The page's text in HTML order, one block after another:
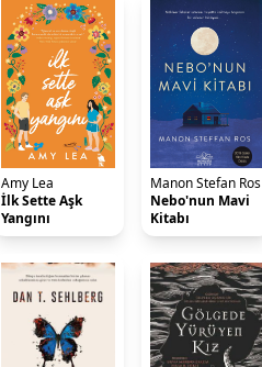
Amy Lea
İlk Sette Aşk
Yangını
Manon Stefan Ros
Nebo'nun Mavi
Kitabı